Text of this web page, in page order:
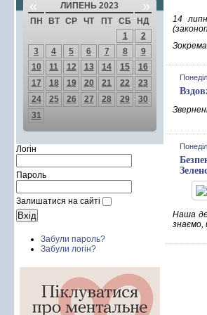
« ЛИПЕНЬ 2023 »
ПН ВТ СР ЧТ ПТ СБ
НД
1
2
3
4 5 6 7 8
9
10
11 12 13 14 15
16
17
18 19 20 21 22
23
24
25 26 27 28 29
30
31
Логін
Пароль
Залишатися на сайті
Забули пароль?
Забули логін?
14
Наша
знаємо,